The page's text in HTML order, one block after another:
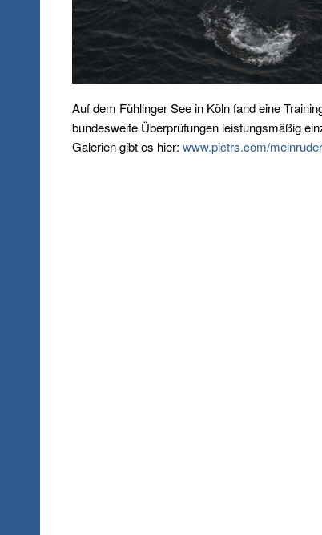
Auf dem Fühlinger See in Köln fand eine
bundesweite Überprüfungen leistungsmäßig
Galerien gibt es hier: www.pictrs.com/